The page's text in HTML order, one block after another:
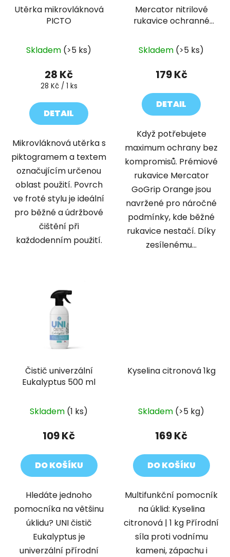
Utěrka mikrovláknová
PICTO
Skladem (>5 ks)
28 Kč
Měrná
28 Kč / 1 ks
DETAIL
Mikrovláknová utěrka s
piktogramem a textem
označujícím určenou
oblast použití. Povrch
ve froté stylu je ideální
pro běžné a údržbové
čištění při
každodenním použití.
Mercator nitrilové
rukavice ochranné
50ks
Skladem (>5 ks)
179 Kč
DETAIL
Když potřebujete
maximum ochrany bez
kompromisů. Prémiové
rukavice Mercator
GoGrip Orange jsou
navržené pro náročné
podmínky, kde běžné
rukavice nestačí. Díky
zesílenému...
Čistič univerzální
Eukalyptus 500 ml
Skladem (1 ks)
109 Kč
DO KOŠÍKU
Hledáte jednoho
pomocníka na většinu
úklidu? UNI čistič
Eukalyptus je
univerzální přírodní
Kyselina citronová 1kg
Skladem (>5 kg)
169 Kč
DO KOŠÍKU
Multifunkční pomocník
na úklid: Kyselina
citronová | 1 kg Přírodní
síla proti vodnímu
kameni, zápachu i